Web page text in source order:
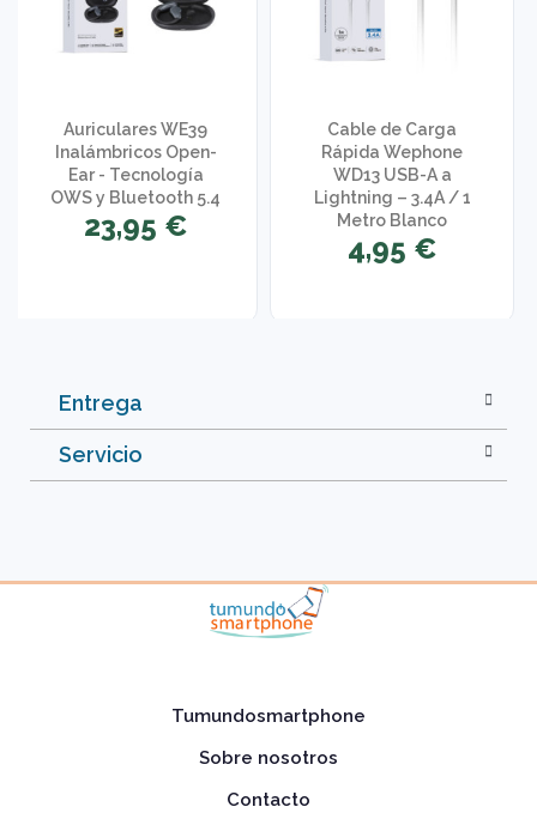
Auriculares WE39
Inalámbricos Open-
Ear - Tecnología
OWS y Bluetooth 5.4
23,95 €
Cable de Carga
Rápida Wephone
WD13 USB-A a
Lightning – 3.4A / 1
Metro Blanco
4,95 €
Entrega
Servicio
Tumundosmartphone
Sobre nosotros
Contacto